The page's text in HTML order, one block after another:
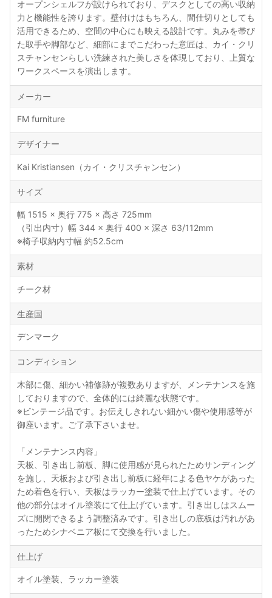
オープンシェルフが設けられており、デスクとしての高い収納
力と機能性を誇ります。壁付けはもちろん、間仕切りとしても
活用できるため、空間の中心にも映える設計です。丸みを帯び
た取手や脚部など、細部にまでこだわった意匠は、カイ・クリ
スチャンセンらしい洗練された美しさを体現しており、上質な
ワークスペースを演出します。
メーカー
FM furniture
デザイナー
Kai Kristiansen（カイ・クリスチャンセン）
サイズ
幅 1515 × 奥行 775 × 高さ 725mm
（引出内寸）幅 344 × 奥行 400 × 深さ 63/112mm
※椅子収納内寸幅 約52.5cm
素材
チーク材
生産国
デンマーク
コンディション
木部に傷、細かい補修跡が複数ありますが、メンテナンスを施
しておりますので、全体的には綺麗な状態です。
※ビンテージ品です。お伝えしきれない細かい傷や使用感等が
御座います。ご了承下さいませ。
「メンテナンス内容」
天板、引き出し前板、脚に使用感が見られたためサンディング
を施し、天板および引き出し前板に経年による色ヤケがあった
ため着色を行い、天板はラッカー塗装で仕上げています。その
他の部分はオイル塗装にて仕上げています。引き出しはスムー
ズに開閉できるよう調整済みです。引き出しの底板は汚れがあ
ったためシナベニア板にて交換を行いました。
仕上げ
オイル塗装、ラッカー塗装